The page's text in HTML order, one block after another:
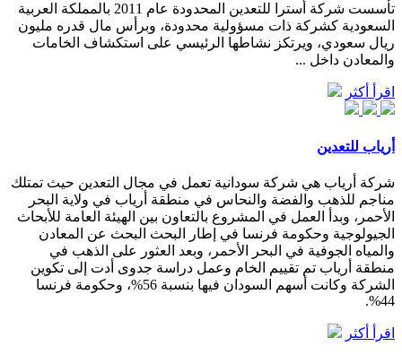
تأسست شركة أسترا للتعدين المحدودة عام 2011 بالمملكة العربية
السعودية كشركة ذات مسؤولية محدودة، وبرأس مال قدره مليون
ريال سعودي، ويرتكز نشاطها الرئيسي على استكشاف الخامات
والمعادن داخل ...
اقرأ أكثر
أرياب للتعدين
شركة أرياب هي شركة سودانية تعمل في مجال التعدين حيث تمتلك
مناجم للذهب والفضة والنحاس في منطقة أرياب في ولاية البحر
الأحمر، وبدأ العمل في المشروع بالتعاون بين الهيئة العامة للأبحاث
الجيولوجية وحكومة فرنسا في إطار البحث البحث عن المعادن
والمياه الجوفية في البحر الأحمر، وبعد العثور على الذهب في
منطقة أرياب تم تقييم الخام وعمل دراسة جدوى أدت إلى تكوين
الشركة وكانت أسهم السودان فيها بنسبة 56%، وحكومة فرنسا
44%.
اقرأ أكثر